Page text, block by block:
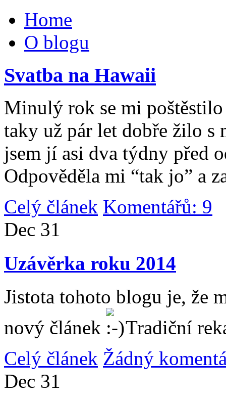
Home
O blogu
Svatba na Hawaii
Minulý rok se mi
taky už pár let dobře žilo
jsem jí asi dva týdny před
Odpověděla mi “tak jo” a
Celý článek Komentářů: 9
Dec 31
Uzávěrka roku 2014
Jistota tohoto blogu je, že
nový článek
Tradiční
Celý článek Žádný
Dec 31